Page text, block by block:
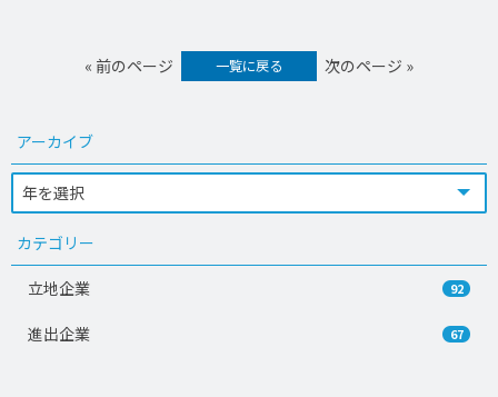
« 前のページ 一覧に戻る 次のページ »
アーカイブ
カテゴリー
立地企業 92
進出企業 67